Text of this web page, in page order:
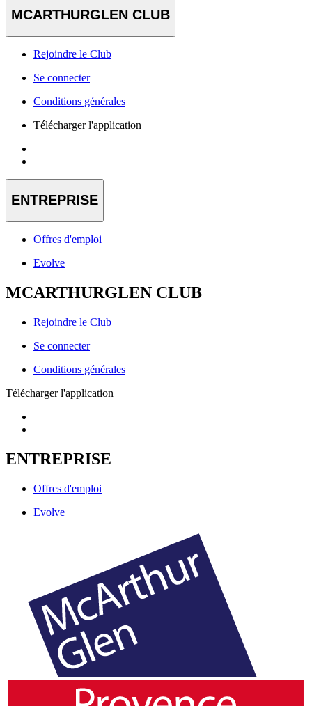
MCARTHURGLEN CLUB
Rejoindre le Club
Se connecter
Conditions générales
Télécharger l'application
ENTREPRISE
Offres d'emploi
Evolve
MCARTHURGLEN CLUB
Rejoindre le Club
Se connecter
Conditions générales
Télécharger l'application
ENTREPRISE
Offres d'emploi
Evolve